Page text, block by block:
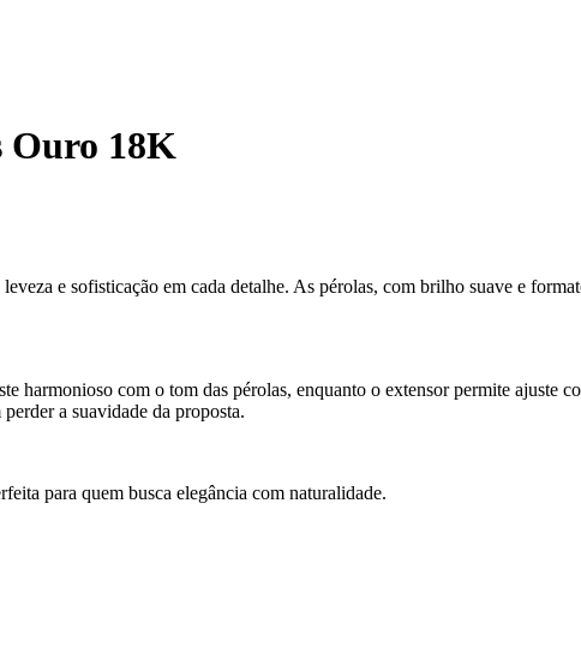
Ouro 18K
e sofisticação em cada detalhe. As pérolas, com brilho suave e
harmonioso com o tom das pérolas, enquanto o extensor permite ajuste
a suavidade da proposta.
para quem busca elegância com naturalidade.